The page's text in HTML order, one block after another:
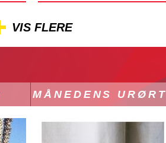
VIS FLERE
MÅNEDENS URØRT